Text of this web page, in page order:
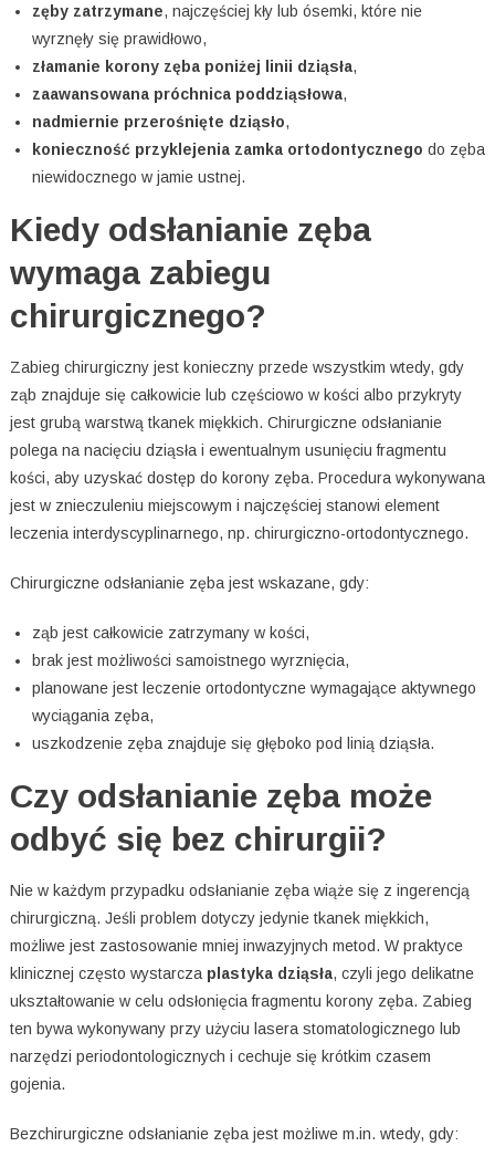
zęby zatrzymane, najczęściej kły lub ósemki, które nie
wyrznęły się prawidłowo,
złamanie korony zęba poniżej linii dziąsła,
zaawansowana próchnica poddziąsłowa,
nadmiernie przerośnięte dziąsło,
konieczność przyklejenia zamka ortodontycznego do zęba
niewidocznego w jamie ustnej.
Kiedy odsłanianie zęba
wymaga zabiegu
chirurgicznego?
Zabieg chirurgiczny jest konieczny przede wszystkim wtedy, gdy
ząb znajduje się całkowicie lub częściowo w kości albo przykryty
jest grubą warstwą tkanek miękkich. Chirurgiczne odsłanianie
polega na nacięciu dziąsła i ewentualnym usunięciu fragmentu
kości, aby uzyskać dostęp do korony zęba. Procedura wykonywana
jest w znieczuleniu miejscowym i najczęściej stanowi element
leczenia interdyscyplinarnego, np. chirurgiczno-ortodontycznego.
Chirurgiczne odsłanianie zęba jest wskazane, gdy:
ząb jest całkowicie zatrzymany w kości,
brak jest możliwości samoistnego wyrznięcia,
planowane jest leczenie ortodontyczne wymagające aktywnego
wyciągania zęba,
uszkodzenie zęba znajduje się głęboko pod linią dziąsła.
Czy odsłanianie zęba może
odbyć się bez chirurgii?
Nie w każdym przypadku odsłanianie zęba wiąże się z ingerencją
chirurgiczną. Jeśli problem dotyczy jedynie tkanek miękkich,
możliwe jest zastosowanie mniej inwazyjnych metod. W praktyce
klinicznej często wystarcza plastyka dziąsła, czyli jego delikatne
ukształtowanie w celu odsłonięcia fragmentu korony zęba. Zabieg
ten bywa wykonywany przy użyciu lasera stomatologicznego lub
narzędzi periodontologicznych i cechuje się krótkim czasem
gojenia.
Bezchirurgiczne odsłanianie zęba jest możliwe m.in. wtedy, gdy: